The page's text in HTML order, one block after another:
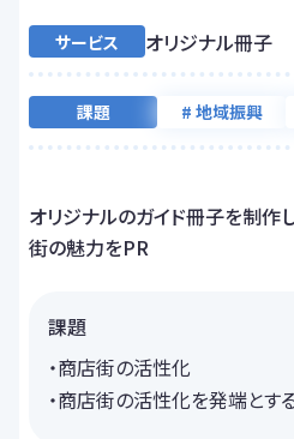
サービス オリジナル冊子
課題 # 地域振興
オリジナルのガイド冊子を制作
街の魅力をPR
課題
・商店街の活性化
・商店街の活性化を発端とす